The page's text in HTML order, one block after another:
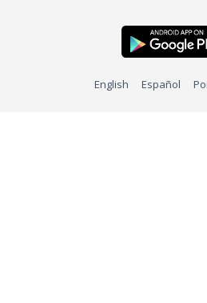
English Español